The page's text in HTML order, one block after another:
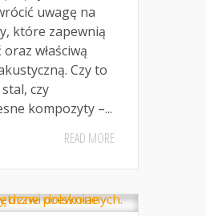
uwagę na
które zapewnią
oraz właściwą
Czy to
czy
kompozyty –...
READ MORE